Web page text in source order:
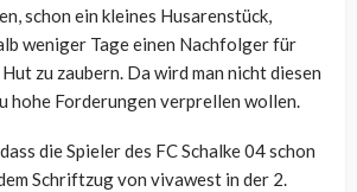
schon ein kleines Husarenstück,
weniger Tage einen Nachfolger für
zu zaubern. Da wird man nicht diesen
hohe Forderungen verprellen wollen.
die Spieler des FC Schalke 04 schon
Schriftzug von vivawest in der 2.